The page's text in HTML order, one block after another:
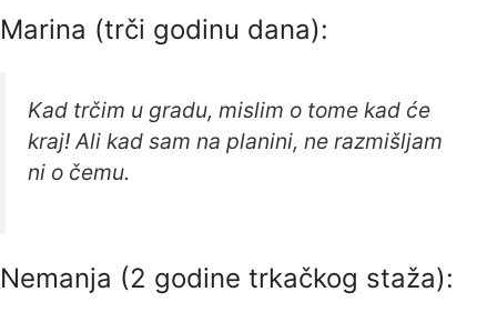
Marina (trči godinu dana):
Kad trčim u gradu, mislim o tome kad će
kraj! Ali kad sam na planini, ne razmišljam
ni o čemu.
Nemanja (2 godine trkačkog staža):